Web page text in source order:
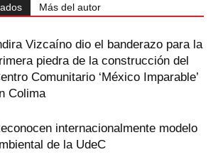
Más del autor
Vizcaíno dio el banderazo para la
piedra de la construcción del
Comunitario ‘México Imparable’
Colima
internacionalmente modelo
de la UdeC